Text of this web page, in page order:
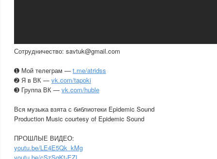
Сотрудничество: savtuk@gmail.com
➊ Мой телеграм — t.me/atridss
➋ Я в ВК — vk.com/tapoki
➌ Группа ВК — vk.com/huble
Вся музыка взята с библиотеки Epidemic Sound
Production Music courtesy of Epidemic Sound
ПРОШЛЫЕ ВИДЕО:
youtu.be/LE4E5Qk_kMg